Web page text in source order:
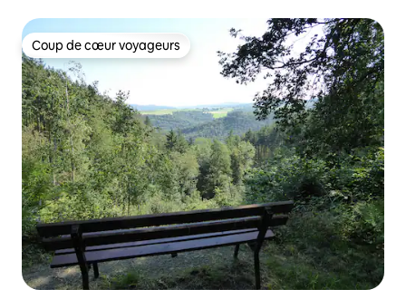
Coup de cœur voyageurs
Coup de cœur voyageurs